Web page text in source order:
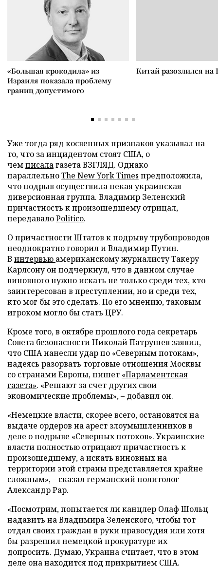
«Большая крокодила» из
Израиля показала проблему
границ допустимого
Китай разозлился на
Уже тогда ряд косвенных признаков указывал на
то, что за инцидентом стоят США, о
чемписалагазета ВЗГЛЯД. Однако
параллельноThe New York Times предположила,
что подрыв осуществила некая украинская
диверсионная группа. Владимир Зеленский
причастность к произошедшему отрицал,
передавалоPolitico.
О причастности Штатов к подрыву трубопроводов
неоднократно говорил и Владимир Путин.
В интервью американскому журналисту Такеру
Карлсону он подчеркнул, что в данном случае
виновного нужно искать не только среди тех, кто
заинтересован в преступлении, но и среди тех,
кто мог бы это сделать. По его мнению, таковым
игроком могло бы стать ЦРУ.
Кроме того, в октябре прошлого года секретарь
Совета безопасности Николай Патрушев заявил,
что США нанесли удар по «Северным потокам»,
надеясь разорвать торговые отношения Москвы
со странами Европы, пишет «Парламентская
газета». «Решают за счет других свои
экономические проблемы», – добавил он.
«Немецкие власти, скорее всего, остановятся на
выдаче ордеров на арест злоумышленников в
деле о подрыве «Северных потоков». Украинские
власти полностью отрицают причастность к
произошедшему, а искать виновных на
территории этой страны представляется крайне
сложным», – сказал германский политолог
Александр Рар.
«Посмотрим, попытается ли канцлер Олаф Шольц
надавить на Владимира Зеленского, чтобы тот
отдал своих граждан в руки правосудия или хотя
бы разрешил немецкой прокуратуре их
допросить. Думаю, Украина считает, что в этом
деле она находится под прикрытием США.